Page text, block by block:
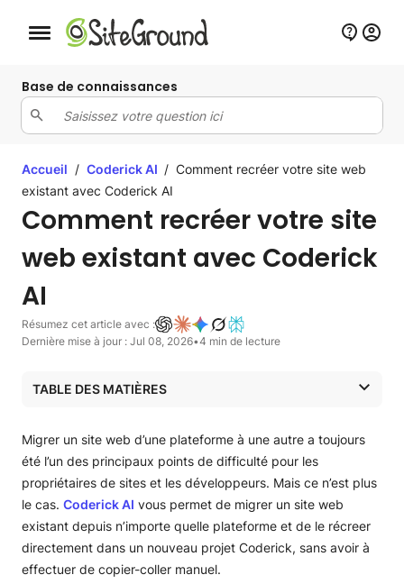
Bouton de navigation mobile
Base de connaissances
Accueil / Coderick AI / Comment recréer votre site web
existant avec Coderick AI
Comment recréer votre site
web existant avec Coderick
AI
Résumez cet article avec :
Dernière mise à jour : Jul 08, 2026•4 min de lecture
TABLE DES MATIÈRES
Éléments copiés
Éléments non copiés
Comment récreer votre site web
Comment copier plus de 5 pages
Copier des pages à partir de captures d’écran
Copier des pages à partir du code
HTML/JavaScript/CSS
Cas d’utilisation pour la recréation d’un site avec Coderick
Migrer un site web d’une plateforme à une autre a toujours
été l’un des principaux points de difficulté pour les
propriétaires de sites et les développeurs. Mais ce n’est plus
le cas. Coderick AI vous permet de migrer un site web
existant depuis n’importe quelle plateforme et de le récreer
directement dans un nouveau projet Coderick, sans avoir à
effectuer de copier-coller manuel.